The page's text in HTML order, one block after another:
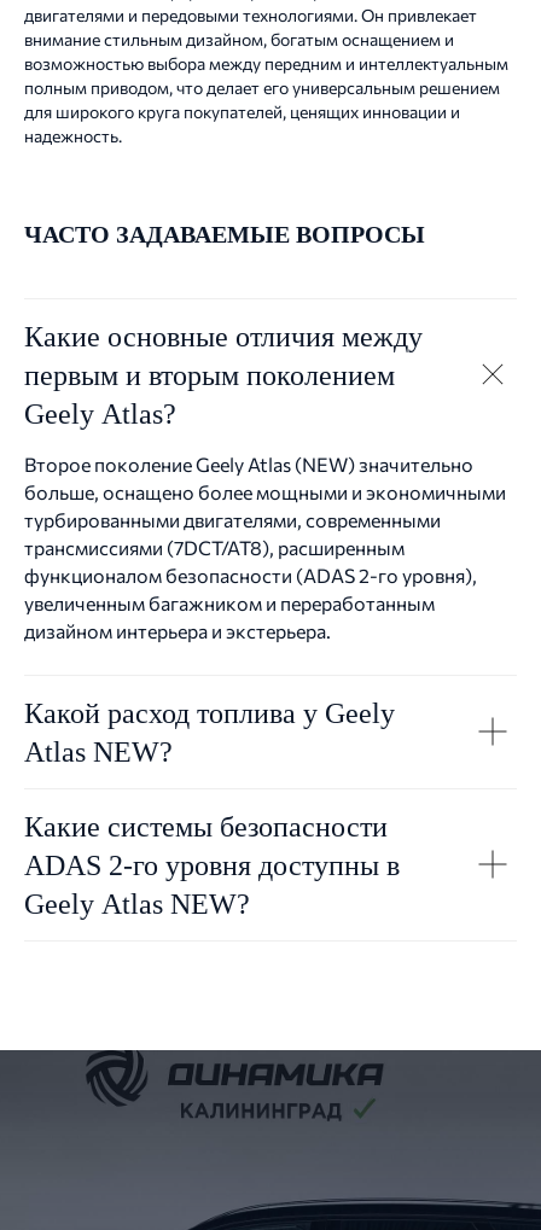
двигателями и передовыми технологиями. Он привлекает
внимание стильным дизайном, богатым оснащением и
возможностью выбора между передним и интеллектуальным
полным приводом, что делает его универсальным решением
для широкого круга покупателей, ценящих инновации и
надежность.
ЧАСТО ЗАДАВАЕМЫЕ ВОПРОСЫ
Какие основные отличия между
первым и вторым поколением
Geely Atlas?
Второе поколение Geely Atlas (NEW) значительно
больше, оснащено более мощными и экономичными
турбированными двигателями, современными
трансмиссиями (7DCT/AT8), расширенным
функционалом безопасности (ADAS 2-го уровня),
увеличенным багажником и переработанным
дизайном интерьера и экстерьера.
Какой расход топлива у Geely
Atlas NEW?
Какие системы безопасности
ADAS 2-го уровня доступны в
Geely Atlas NEW?